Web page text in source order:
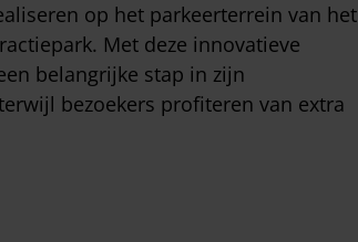
op het parkeerterrein van het
Met deze innovatieve
belangrijke stap in zijn
bezoekers profiteren van extra